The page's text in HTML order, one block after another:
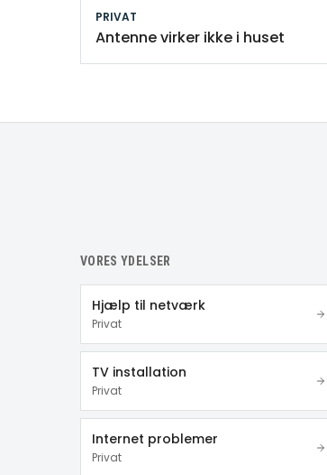
PRIVAT
Antenne virker ikke i huset
VORES YDELSER
Hjælp til netværk
Privat
TV installation
Privat
Internet problemer
Privat